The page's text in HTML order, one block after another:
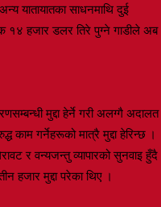
यातायातका साधनमाथि दुई
१४ हजार डलर तिरे पुग्ने गाडीले अब
मुद्दा हेर्ने गरी अलग्गै अदालत
काम गर्नेहरूको मात्रै मुद्दा हेरिन्छ ।
र वन्यजन्तु व्यापारको सुनवाइ हुँदै
हजार मुद्दा परेका थिए ।